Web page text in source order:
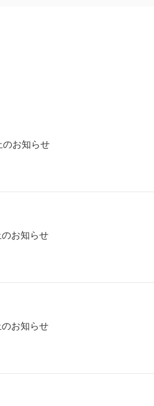
お知らせ
お知らせ
お知らせ